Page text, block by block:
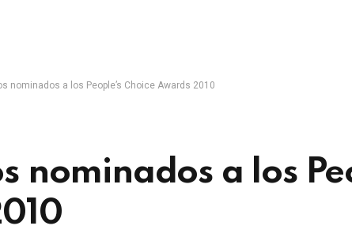
nominados a los People’s Choice Awards 2010
nominados a los